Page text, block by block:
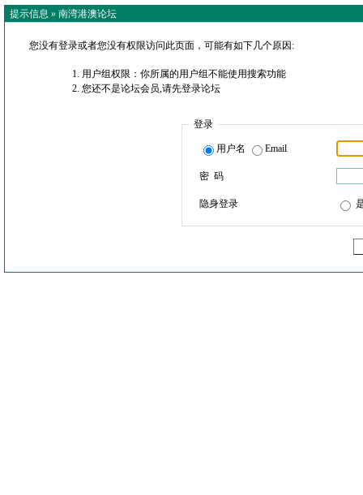
提示信息 » 南湾港澳论坛
您没有登录或者您没有权限访问此页面，可能有如下几个原因:
用户组权限：你所属的用户组不能使用搜索功能
您还不是论坛会员,请先登录论坛
登录
用户名 Email
密 码
隐身登录